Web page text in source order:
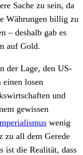
Sache zu sein, da
Währungen billig zu
– deshalb gab es
auf Gold.
der Lage, den US-
losen
und
gewissen
wenig
zu all dem Gerede
ist die Realität, dass